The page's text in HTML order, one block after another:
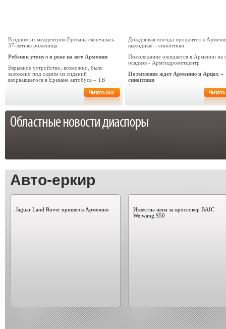
В одном из медцентров Еревана скончалась
37-летняя роженица
Ребенок утонул в реке на юге Армении
Взрывное устройство, возможно, было
заложено под одним из сидений
взорвавшегося в Ереване автобуса – ТВ
Дождливая погода продлится в
выходные – синоптики
Похолодание ожидается в Армении на
осадков - Армгидрометцентр
Потепление ждет Армению и Арцах –
синоптики
Авто-еркир
Jaguar Land Rover пришел в Армению
Известна цена за кроссовер BAIC
Weiwang S50